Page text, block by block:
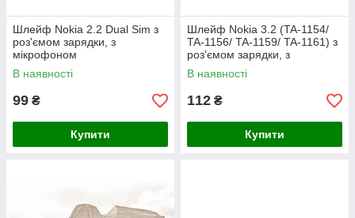
Шлейф Nokia 2.2 Dual Sim з
роз'ємом зарядки, з
мікрофоном
В наявності
99 ₴
Купити
Шлейф Nokia 3.2 (TA-1154/
TA-1156/ TA-1159/ TA-1161) з
роз'ємом зарядки, з
мікрофоном
В наявності
112 ₴
Купити